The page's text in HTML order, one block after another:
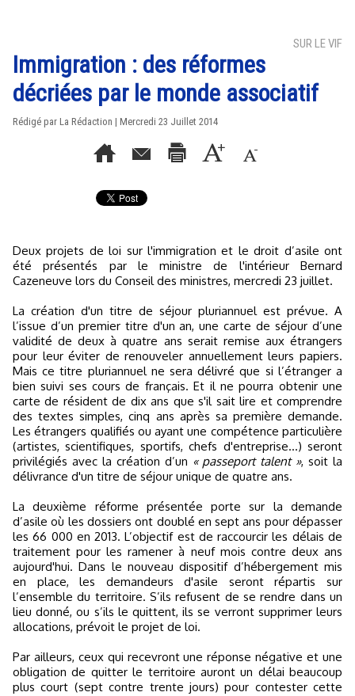
SUR LE VIF
Immigration : des réformes
décriées par le monde associatif
Rédigé par La Rédaction | Mercredi 23 Juillet 2014
Deux projets de loi sur l'immigration et le droit d’asile ont
été présentés par le ministre de l'intérieur Bernard
Cazeneuve lors du Conseil des ministres, mercredi 23 juillet.
La création d'un titre de séjour pluriannuel est prévue. A
l’issue d’un premier titre d'un an, une carte de séjour d’une
validité de deux à quatre ans serait remise aux étrangers
pour leur éviter de renouveler annuellement leurs papiers.
Mais ce titre pluriannuel ne sera délivré que si l’étranger a
bien suivi ses cours de français. Et il ne pourra obtenir une
carte de résident de dix ans que s'il sait lire et comprendre
des textes simples, cinq ans après sa première demande.
Les étrangers qualifiés ou ayant une compétence particulière
(artistes, scientifiques, sportifs, chefs d'entreprise…) seront
privilégiés avec la création d’un « passeport talent », soit la
délivrance d'un titre de séjour unique de quatre ans.
La deuxième réforme présentée porte sur la demande
d’asile où les dossiers ont doublé en sept ans pour dépasser
les 66 000 en 2013. L’objectif est de raccourcir les délais de
traitement pour les ramener à neuf mois contre deux ans
aujourd'hui. Dans le nouveau dispositif d’hébergement mis
en place, les demandeurs d'asile seront répartis sur
l’ensemble du territoire. S’ils refusent de se rendre dans un
lieu donné, ou s’ils le quittent, ils se verront supprimer leurs
allocations, prévoit le projet de loi.
Par ailleurs, ceux qui recevront une réponse négative et une
obligation de quitter le territoire auront un délai beaucoup
plus court (sept contre trente jours) pour contester cette